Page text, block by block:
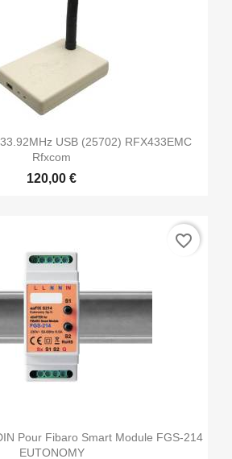
USB (25702) RFX433EMC
Rfxcom
120,00 €
Pour Fibaro Smart Module FGS-214
EUTONOMY
favorite_border